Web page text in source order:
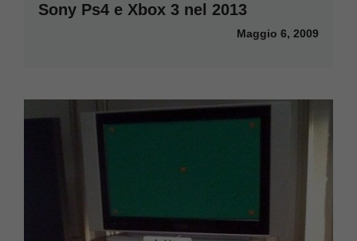
Sony Ps4 e Xbox 3 nel 2013
Maggio 6, 2009